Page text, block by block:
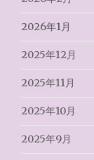
2026年1月
2025年12月
2025年11月
2025年10月
2025年9月